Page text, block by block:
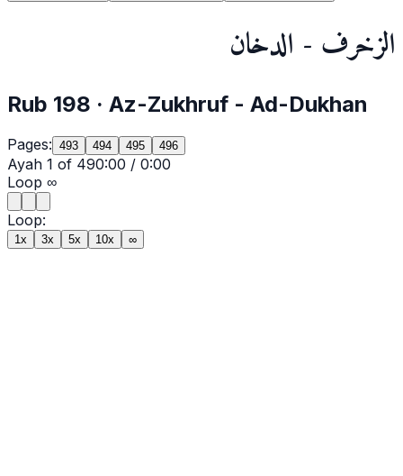
الزخرف - الدخان
Rub 198 · Az-Zukhruf - Ad-Dukhan
Pages: 493 494 495 496
Ayah 1 of 490:00 / 0:00
Loop ∞
Loop:
1x 3x 5x 10x ∞